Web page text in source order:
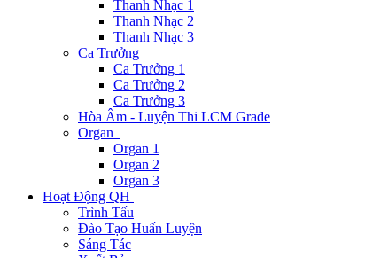
Thanh Nhạc 1
Thanh Nhạc 2
Thanh Nhạc 3
Ca Trưởng
Ca Trưởng 1
Ca Trưởng 2
Ca Trưởng 3
Hòa Âm - Luyện Thi LCM Grade
Organ
Organ 1
Organ 2
Organ 3
Hoạt Động QH
Trình Tấu
Đào Tạo Huấn Luyện
Sáng Tác